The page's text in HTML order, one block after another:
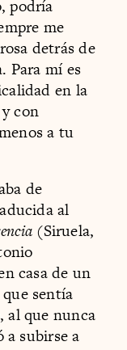
podría
me
detrás de
Para mí es
en la
con
a tu
de
al
(Siruela,
casa de un
sentía
, al que nunca
a subirse a